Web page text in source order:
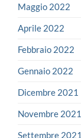
Maggio 2022
Aprile 2022
Febbraio 2022
Gennaio 2022
Dicembre 2021
Novembre 2021
Settembre 2021